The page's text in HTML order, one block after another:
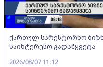
ქართულ სარესტორნო
საინტერესო გადაწყვეტა
2026/08/07 11:12